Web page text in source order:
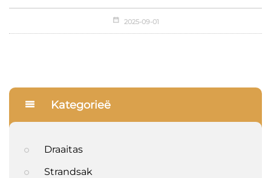
Kategorieë
Draaitas
Strandsak
2025-09-01